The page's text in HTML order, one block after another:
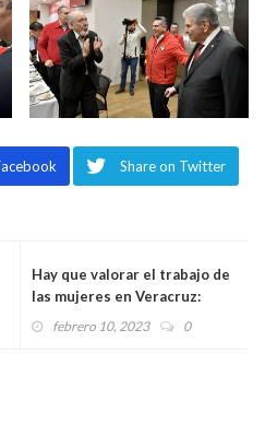
Share on Twitter
Hay que valorar el trabajo de
las mujeres en Veracruz:
Marlon Ramírez Marín
febrero 10, 2023 0